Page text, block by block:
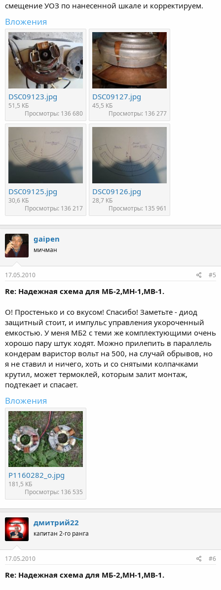
смещение УОЗ по нанесенной шкале и корректируем.
Вложения
DSC09123.jpg
51,5 КБ
Просмотры: 136 680
DSC09127.jpg
45,5 КБ
Просмотры: 136 277
DSC09125.jpg
30,6 КБ
Просмотры: 136 217
DSC09126.jpg
28,7 КБ
Просмотры: 135 961
gaipen
мичман
17.05.2010 #5
Re: Надежная схема для МБ-2,МН-1,МВ-1.
О! Простенько и со вкусом! Спасибо! Заметьте - диод
защитный стоит, и импульс управления укороченный
емкостью. У меня МБ2 с теми же комплектующими очень
хорошо пару штук ходят. Можно прилепить в параллель
кондерам варистор вольт на 500, на случай обрывов, но
я не ставил и ничего, хоть и со снятыми колпачками
крутил, может термоклей, которым залит монтаж,
подтекает и спасает.
Вложения
P1160282_о.jpg
181,5 КБ
Просмотры: 136 535
дмитрий22
капитан 2-го ранга
17.05.2010 #6
Re: Надежная схема для МБ-2,МН-1,МВ-1.